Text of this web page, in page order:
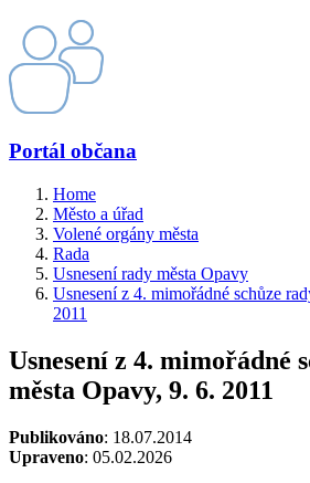
Portál občana
Home
Město a úřad
Volené orgány města
Rada
Usnesení rady města Opavy
Usnesení z 4. mimořádné schůze
2011
Usnesení z 4. mimořádné
města Opavy, 9. 6. 2011
Publikováno: 18.07.2014
Upraveno: 05.02.2026